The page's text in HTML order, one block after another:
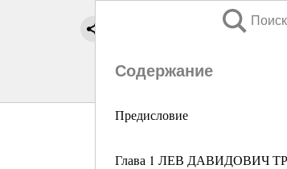
Поиск
Содержание
Предисловие
Глава 1 ЛЕВ ДАВИДОВИЧ